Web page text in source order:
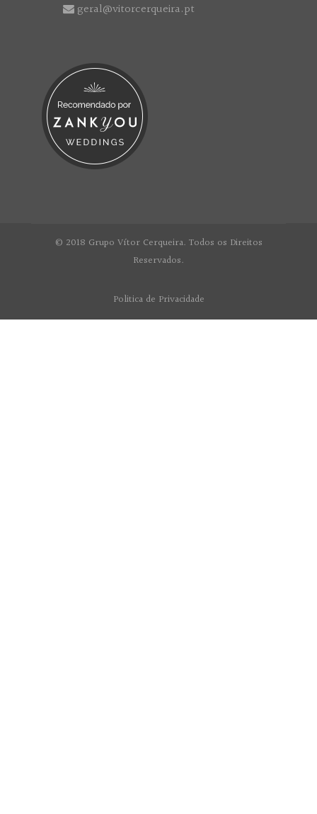
geral@vitorcerqueira.pt
© 2018 Grupo Vítor Cerqueira. Todos os Direitos
Reservados.
Politica de Privacidade